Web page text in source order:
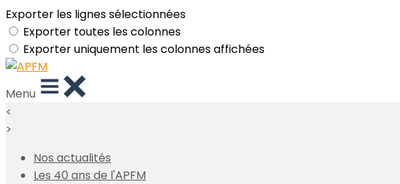
Exporter les lignes sélectionnées
Exporter toutes les colonnes
Exporter uniquement les colonnes affichées
Menu
<
>
Nos actualités
Les 40 ans de l'APFM